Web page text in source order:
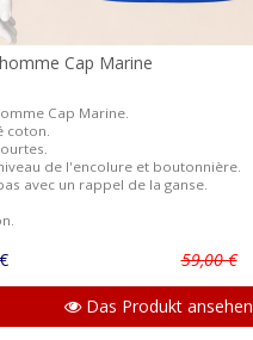
Cap Marine
Cap Marine.
coton.
de l'encolure et boutonnière.
avec un rappel de la ganse.
59,00 €
Das Produkt ansehen